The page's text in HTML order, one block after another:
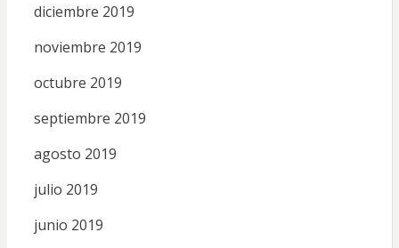
diciembre 2019
noviembre 2019
octubre 2019
septiembre 2019
agosto 2019
julio 2019
junio 2019